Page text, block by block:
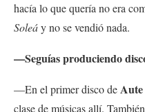
hacía lo que quería no era
Soleáy no se vendió nada.
—Seguías produciendo
—En el primer disco deAute
clase de músicas allí.